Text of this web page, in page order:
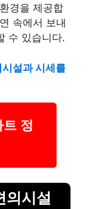
경을 제공합
속에서 보내
수 있습니다.
설과 시세를
정
의시설